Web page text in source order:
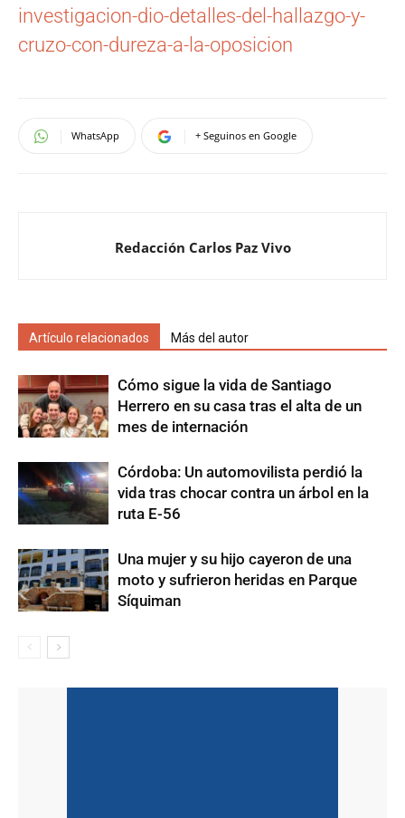
investigacion-dio-detalles-del-hallazgo-y-
cruzo-con-dureza-a-la-oposicion
WhatsApp + Seguinos en Google
Redacción Carlos Paz Vivo
Artículo relacionados Más del autor
Cómo sigue la vida de Santiago
Herrero en su casa tras el alta de un
mes de internación
Córdoba: Un automovilista perdió la
vida tras chocar contra un árbol en la
ruta E-56
Una mujer y su hijo cayeron de una
moto y sufrieron heridas en Parque
Síquiman